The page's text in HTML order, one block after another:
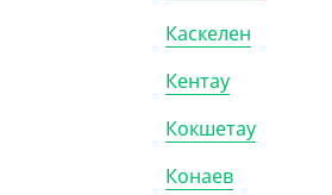
Каскелен
Кентау
Кокшетау
Конаев